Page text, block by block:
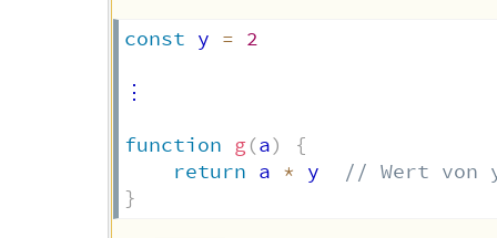
const y = 2
⋮
function g(a)
{
return a * y // Wert von
}